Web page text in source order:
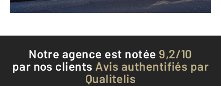
Téléphoner à l'agence
Notre agence est notée 9,2/10
par nos clients Avis authentifiés par
Qualitelis